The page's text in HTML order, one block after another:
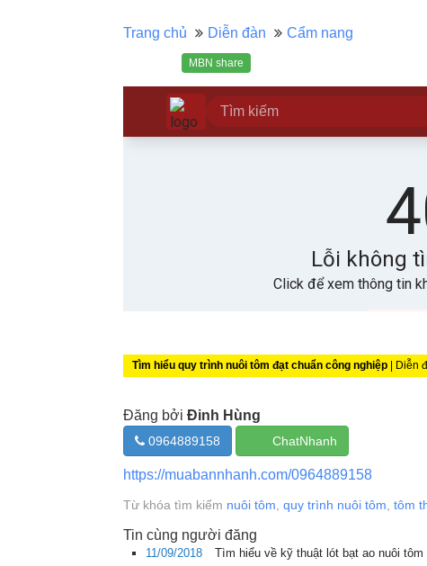
Trang chủ Diễn đàn Cẩm nang
MBN share
Tìm hiểu quy trình nuôi tôm đạt chuẩn công nghiệp | Diễn
Đăng bởi Đinh Hùng
0964889158 ChatNhanh
https://muabannhanh.com/0964889158
Từ khóa tìm kiếm nuôi tôm quy trình nuôi tôm tôm
Tin cùng người đăng
11/09/2018 Tìm hiểu về kỹ thuật lót bạt ao nuôi tôm